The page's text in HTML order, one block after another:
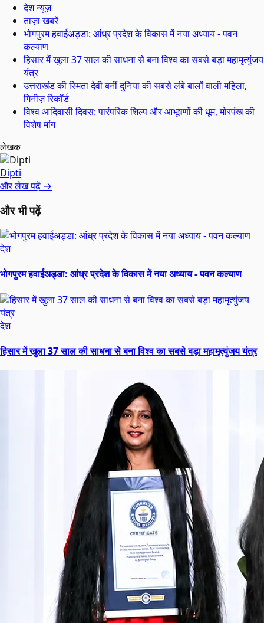
देश न्यूज़
ताज़ा खबरें
भोगपुरम हवाईअड्डा: आंध्र प्रदेश के विकास में नया अध्याय - पवन
कल्याण
हिसार में खुला 37 साल की साधना से बना विश्व का सबसे बड़ा महामृत्युंजय
यंत्र
उत्तराखंड की स्मिता देवी बनीं दुनिया की सबसे लंबे बालों वाली महिला,
गिनीज़ रिकॉर्ड
विश्व आदिवासी दिवस: पारंपरिक शिल्प और आभूषणों की धूम, मोरपंख की
विशेष मांग
लेखक
Dipti
और लेख पढ़ें →
और भी पढ़ें
देश
भोगपुरम हवाईअड्डा: आंध्र प्रदेश के विकास में नया अध्याय - पवन कल्याण
देश
हिसार में खुला 37 साल की साधना से बना विश्व का सबसे बड़ा महामृत्युंजय यंत्र